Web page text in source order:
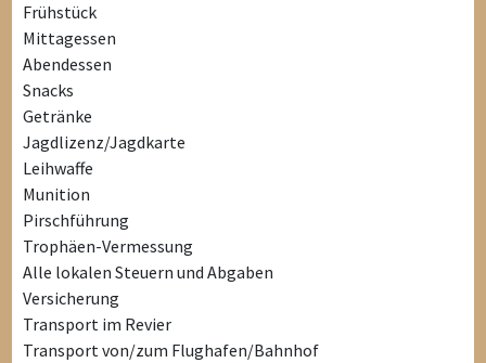
Frühstück
Mittagessen
Abendessen
Snacks
Getränke
Jagdlizenz/Jagdkarte
Leihwaffe
Munition
Pirschführung
Trophäen-Vermessung
Alle lokalen Steuern und Abgaben
Versicherung
Transport im Revier
Transport von/zum Flughafen/Bahnhof